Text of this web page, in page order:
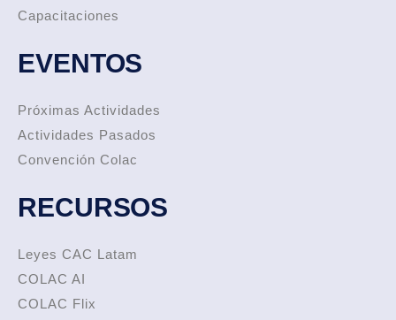
Capacitaciones
EVENTOS
Próximas Actividades
Actividades Pasados
Convención Colac
RECURSOS
Leyes CAC Latam
COLAC AI
COLAC Flix